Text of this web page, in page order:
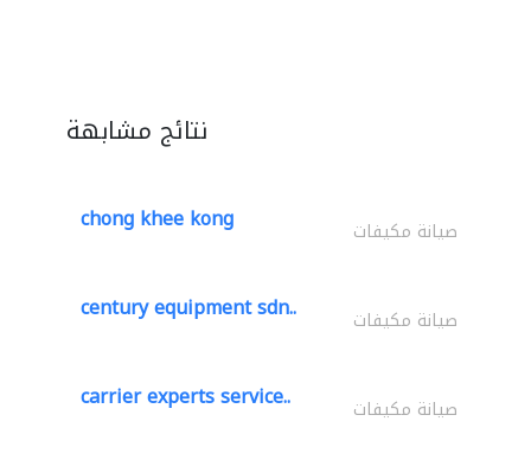
نتائج مشابهة
chong khee kong صيانة مكيفات
century equipment sdn.. صيانة مكيفات
carrier experts service.. صيانة مكيفات